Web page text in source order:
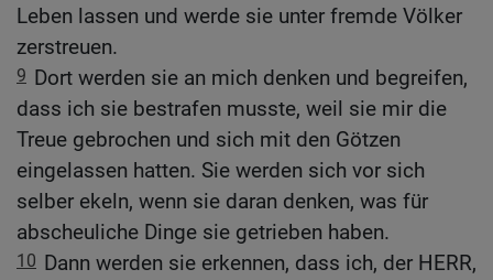
Leben lassen und werde sie unter fremde Völker
zerstreuen.
9 Dort werden sie an mich denken und begreifen,
dass ich sie bestrafen musste, weil sie mir die
Treue gebrochen und sich mit den Götzen
eingelassen hatten. Sie werden sich vor sich
selber ekeln, wenn sie daran denken, was für
abscheuliche Dinge sie getrieben haben.
10 Dann werden sie erkennen, dass ich, der HERR,